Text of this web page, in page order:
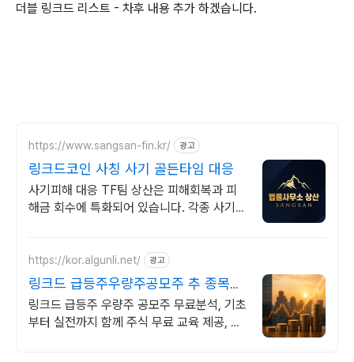
더블 링크드 리스트 - 차후 내용 추가 하겠습니다.
https://www.sangsan-fin.kr/ 광고
링크드코인 사칭 사기 골든타임 대응
사기피해 대응 TF팀 상산은 피해회복과 피
해금 회수에 특화되어 있습니다. 각종 사기
https://kor.algunli.net/ 광고
링크드 급등주우량주공모주 추 종목전
망, 분석자료 제공
링크드 급등주 우량주 공모주 무료분석, 기초
부터 실전까지 함께 주식 무료 교육 제공, 우